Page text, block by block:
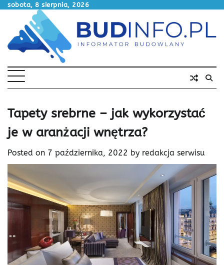
Skip
content
sobota, 8 sierpnia, 2026
Tapety srebrne – jak wykorzystać
je w aranżacji wnętrza?
Posted on 7 października, 2022 by redakcja serwisu